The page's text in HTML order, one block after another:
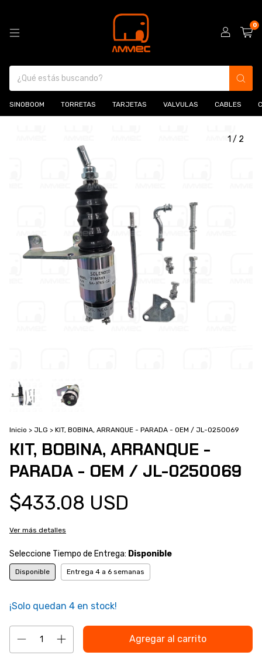
0
SINOBOOM TORRETAS TARJETAS VALVULAS CABLES
1 / 2
Inicio > JLG > KIT, BOBINA, ARRANQUE - PARADA - OEM / JL-0250069
KIT, BOBINA, ARRANQUE -
PARADA - OEM / JL-0250069
$433.08 USD
Ver más detalles
Seleccione Tiempo de Entrega: Disponible
Disponible Entrega 4 a 6 semanas
¡Solo quedan 4 en stock!